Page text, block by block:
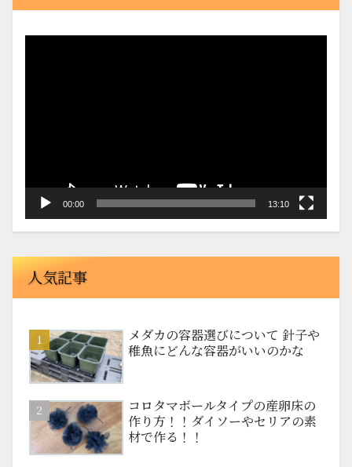
00:00 13:10
人気記事
メダカの容器選びについて 針子や
稚魚にどんな容器がいいのかな
コロタマボールタイプの産卵床の
作り方！！ダイソーやセリアの素
材で作る！！